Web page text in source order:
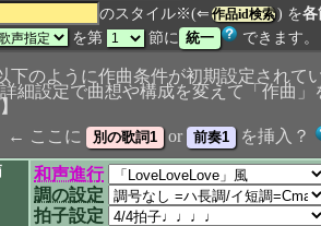
のスタイル※(⇐ 作品id検索) を各
を第 節に できます。
下のように作曲条件が初期設定されて
細設定で曲想や構成を変えて「作曲」
← ここに
or
を挿入？
和声進行
調の設定
拍子設定